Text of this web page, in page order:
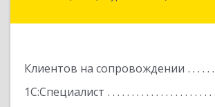
Клиентов на сопровождении
1С:Специалист